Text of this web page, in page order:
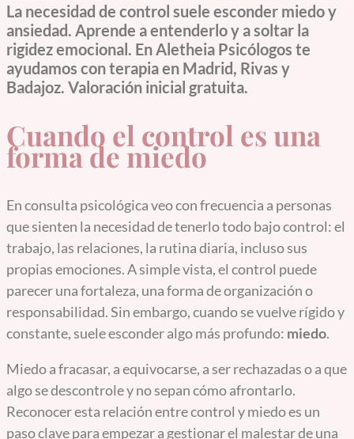
La necesidad de control suele esconder miedo y
ansiedad. Aprende a entenderlo y a soltar la
rigidez emocional. En Aletheia Psicólogos te
ayudamos con terapia en Madrid, Rivas y
Badajoz. Valoración inicial gratuita.
Cuando el control es una
forma de miedo
En consulta psicológica veo con frecuencia a personas
que sienten la necesidad de tenerlo todo bajo control: el
trabajo, las relaciones, la rutina diaria, incluso sus
propias emociones. A simple vista, el control puede
parecer una fortaleza, una forma de organización o
responsabilidad. Sin embargo, cuando se vuelve rígido y
constante, suele esconder algo más profundo: miedo.
Miedo a fracasar, a equivocarse, a ser rechazadas o a que
algo se descontrole y no sepan cómo afrontarlo.
Reconocer esta relación entre control y miedo es un
paso clave para empezar a gestionar el malestar de una